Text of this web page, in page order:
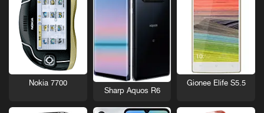
Gionee Elife S5.5
Sharp Aquos R6
Nokia 7700